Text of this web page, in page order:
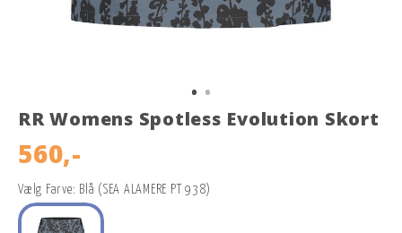
RR Womens Spotless Evolution Skort
560,-
Vælg Farve: Blå (SEA ALAMERE PT 938)